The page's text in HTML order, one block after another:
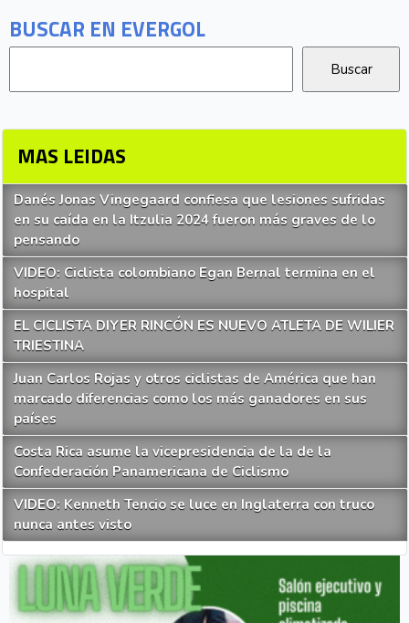
BUSCAR EN EVERGOL
MAS LEIDAS
Danés Jonas Vingegaard confiesa que lesiones sufridas
en su caída en la Itzulia 2024 fueron más graves de lo
pensando
VIDEO: Ciclista colombiano Egan Bernal termina en el
hospital
EL CICLISTA DIYER RINCÓN ES NUEVO ATLETA DE WILIER
TRIESTINA
Juan Carlos Rojas y otros ciclistas de América que han
marcado diferencias como los más ganadores en sus
países
Costa Rica asume la vicepresidencia de la de la
Confederación Panamericana de Ciclismo
VIDEO: Kenneth Tencio se luce en Inglaterra con truco
nunca antes visto